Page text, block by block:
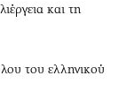
και τη
του ελληνικού